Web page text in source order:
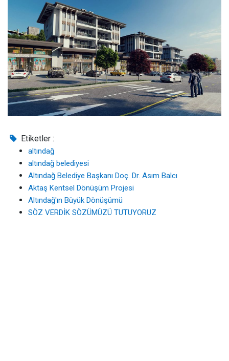
Etiketler :
altındağ
altındağ belediyesi
Altındağ Belediye Başkanı Doç. Dr. Asım Balcı
Aktaş Kentsel Dönüşüm Projesi
Altındağ'ın Büyük Dönüşümü
SÖZ VERDİK SÖZÜMÜZÜ TUTUYORUZ